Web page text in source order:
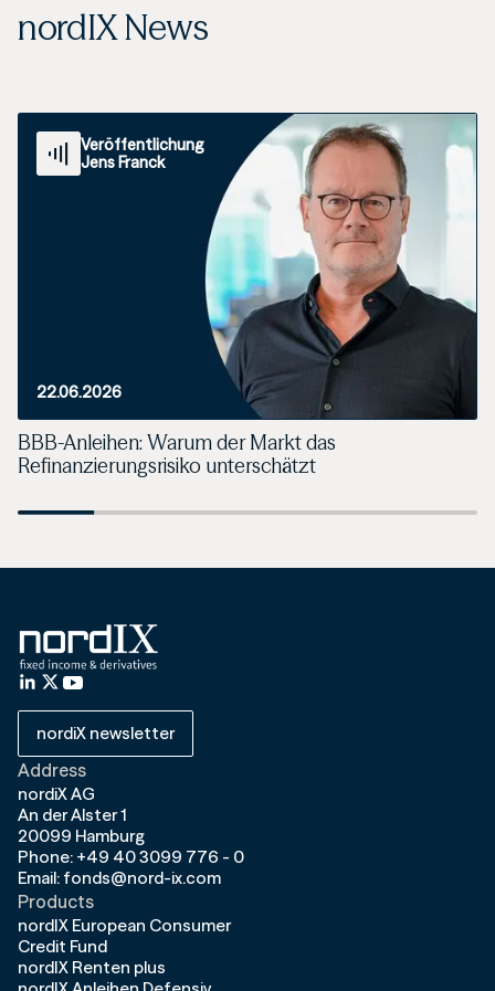
nordIX News
Veröffentlichung
Jens Franck
22.06.2026
BBB-Anleihen: Warum der Markt das
Refinanzierungsrisiko unterschätzt
nordiX newsletter
Address
nordiX AG
An der Alster 1
20099 Hamburg
Phone: +49 40 3099 776 - 0
Email: fonds@nord-ix.com
Products
nordIX European Consumer
Credit Fund
nordIX Renten plus